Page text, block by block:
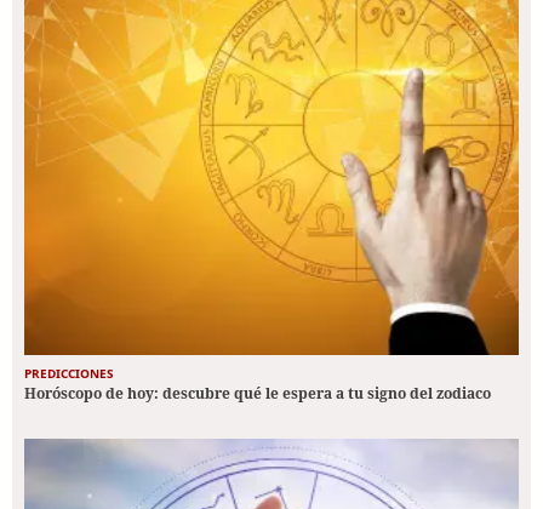
PREDICCIONES
Horóscopo de hoy: descubre qué le espera a tu signo del zodiaco